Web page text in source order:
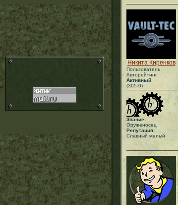
Никита Киренков
Пользователь
Авторейтинг:
Активный
(305-0)
Звание:
Оруженосец
Репутация:
Славный малый